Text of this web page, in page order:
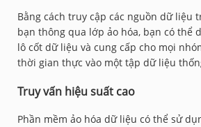
Bằng cách truy cập các nguồn dữ liệu
bạn thông qua lớp ảo hóa, bạn có thể
lô cốt dữ liệu và cung cấp cho mọi
thời gian thực vào một tập dữ liệu
Truy vấn hiệu suất cao
Phần mềm ảo hóa dữ liệu có thể sử